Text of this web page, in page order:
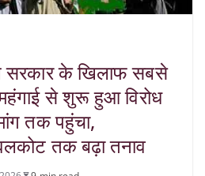
सरकार के खिलाफ सबसे
से शुरू हुआ विरोध
तक पहुंचा,
तक बढ़ा तनाव